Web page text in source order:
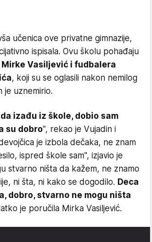
učenica ove privatne gimnazije,
ispisala. Ovu školu pohađaju
Vasiljević i fudbalera
, koji su se oglasili nakon nemilog
je uznemirio.
izađu iz škole, dobio sam
su dobro", rekao je Vujadin i
je izbola dečaka, ne znam
ispred škole sam", izjavio je
stvarno ništa da kažem, ne znamo
ni šta, ni kako se dogodilo. Deca
dobro, stvarno ne mogu ništa
je poručila Mirka Vasiljević.